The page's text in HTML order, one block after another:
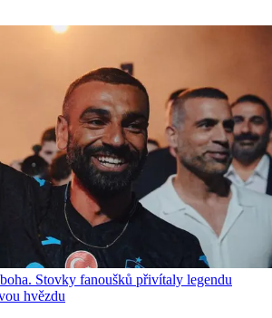
Stovky fanoušků přivítaly legendu
hvězdu